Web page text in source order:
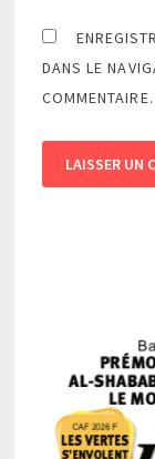
DANS LE
COMMENTAIRE.